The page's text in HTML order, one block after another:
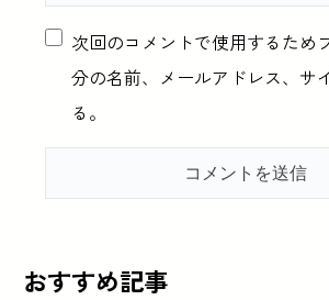
次回のコメントで使用するため
分の名前、メールアドレス、サ
る。
おすすめ記事